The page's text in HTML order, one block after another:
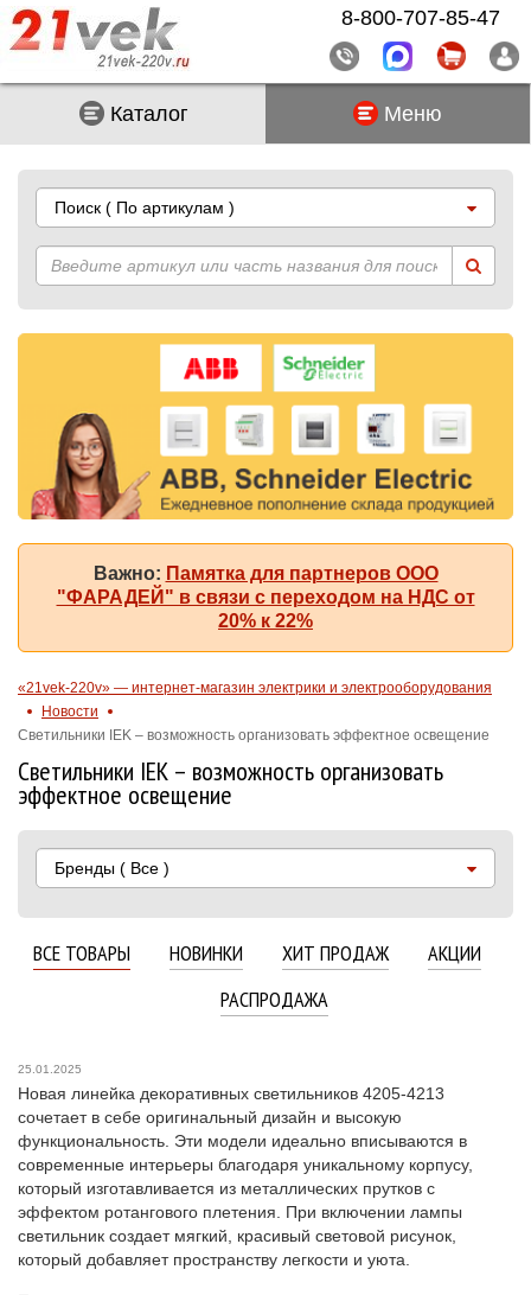
Каталог Меню
Поиск ( По артикулам )
Важно: Памятка для партнеров ООО
"ФАРАДЕЙ" в связи с переходом на НДС от
20% к 22%
«21vek-220v» — интернет-магазин электрики и электрооборудования
Новости
Светильники IEK – возможность организовать эффектное освещение
Светильники IEK – возможность организовать
эффектное освещение
Бренды ( Все )
ВСЕ ТОВАРЫ НОВИНКИ ХИТ ПРОДАЖ
АКЦИИ
РАСПРОДАЖА
25.01.2025
Новая линейка декоративных светильников 4205-4213
сочетает в себе оригинальный дизайн и высокую
функциональность. Эти модели идеально вписываются в
современные интерьеры благодаря уникальному корпусу,
который изготавливается из металлических прутков с
эффектом ротангового плетения. При включении лампы
светильник создает мягкий, красивый световой рисунок,
который добавляет пространству легкости и уюта.
8-800-707-85-47